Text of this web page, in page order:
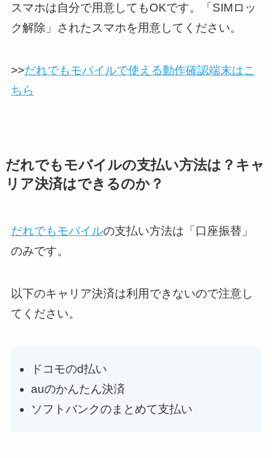
スマホは自分で用意してもOKです。「SIMロッ
ク解除」されたスマホを用意してください。
>>だれでもモバイルで使える動作確認端末はこ
ちら
だれでもモバイルの支払い方法は？キャ
リア決済はできるのか？
だれでもモバイルの支払い方法は「口座振替」
のみです。
以下のキャリア決済は利用できないので注意し
てください。
ドコモのd払い
auのかんたん決済
ソフトバンクのまとめて支払い